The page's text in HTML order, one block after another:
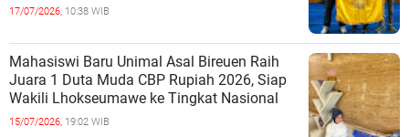
17/07/2026, 10:38 WIB
Mahasiswi Baru Unimal Asal Bireuen Raih
Juara 1 Duta Muda CBP Rupiah 2026, Siap
Wakili Lhokseumawe ke Tingkat Nasional
15/07/2026, 19:02 WIB